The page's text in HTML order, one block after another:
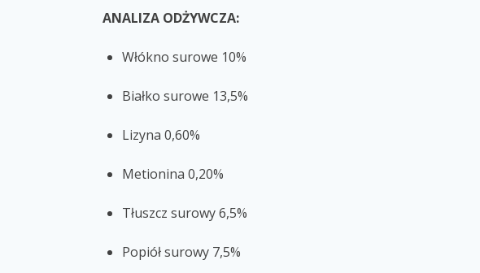
ANALIZA ODŻYWCZA:
Włókno surowe 10%
Białko surowe 13,5%
Lizyna 0,60%
Metionina 0,20%
Tłuszcz surowy 6,5%
Popiół surowy 7,5%